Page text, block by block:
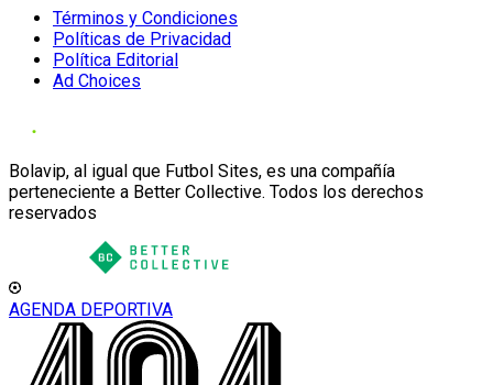
Términos y Condiciones
Políticas de Privacidad
Política Editorial
Ad Choices
Bolavip, al igual que Futbol Sites, es una compañía
perteneciente a Better Collective. Todos los derechos
reservados
AGENDA DEPORTIVA